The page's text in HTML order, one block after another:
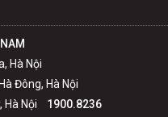
Hà Nội
Đông, Hà Nội
Hà Nội 1900.8236